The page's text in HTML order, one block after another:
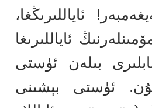
ئاياللىرىڭغا،
ئاياللىرىغا
بىلەن ئۈستى
ئۈستى بېشىنى